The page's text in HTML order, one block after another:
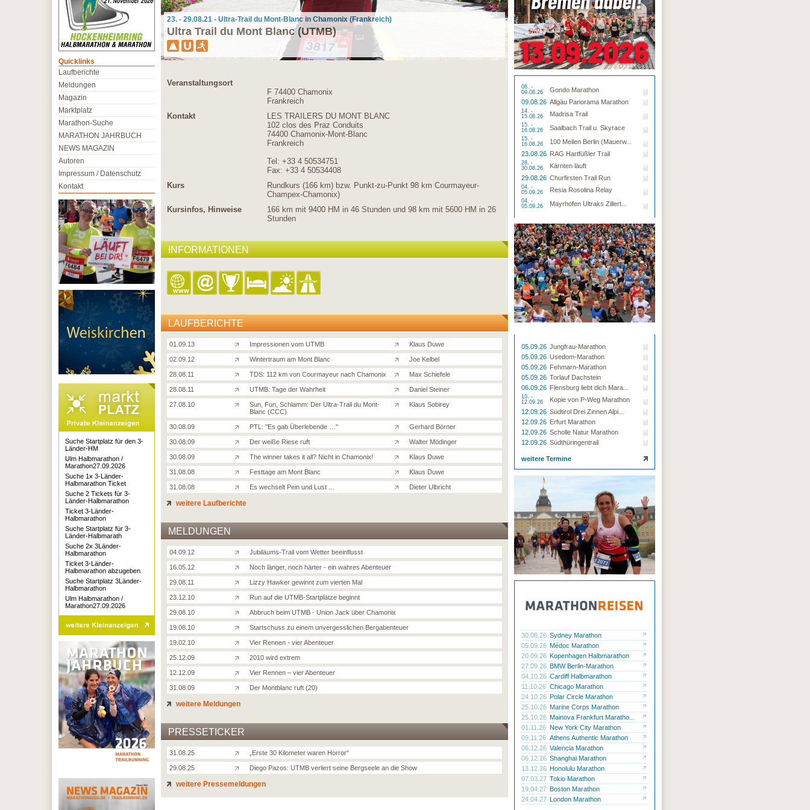
23. - 29.08.21 - Ultra-Trail du Mont-Blanc in Chamonix (Frankreich)
Ultra Trail du Mont Blanc (UTMB)
Veranstaltungsort
F 74400 Chamonix
Frankreich
Kontakt
LES TRAILERS DU MONT BLANC
102 clos des Praz Conduits
74400 Chamonix-Mont-Blanc
Frankreich
Tel: +33 4 50534751
Fax: +33 4 50534408
Kurs
Rundkurs (166 km) bzw. Punkt-zu-Punkt 98 km Courmayeur-
Champex-Chamonix)
Kursinfos, Hinweise
166 km mit 9400 HM in 46 Stunden und 98 km mit 5600 HM in 26
Stunden
INFORMATIONEN
LAUFBERICHTE
01.09.13 Impressionen vom UTMB Klaus Duwe
02.09.12 Wintertraum am Mont Blanc Joe Kelbel
28.08.11 TDS: 112 km von Courmayeur nach Chamonix Max Schiefele
28.08.11 UTMB: Tage der Wahrheit Daniel Steiner
27.08.10
Sun, Fun, Schlamm: Der Ultra-Trail du Mont-
Blanc (CCC)
Klaus Sobirey
30.08.09 PTL: ''Es gab Überlebende …'' Gerhard Börner
30.08.09 Der weiße Riese ruft Walter Mödinger
30.08.09 The winner takes it all? Nicht in Chamonix! Klaus Duwe
31.08.08 Festtage am Mont Blanc Klaus Duwe
31.08.08 Es wechselt Pein und Lust ... Dieter Ulbricht
weitere Laufberichte
MELDUNGEN
04.09.12 Jubiläums-Trail vom Wetter beeinflusst
16.05.12 Noch länger, noch härter - ein wahres Abenteuer
29.08.11 Lizzy Hawker gewinnt zum vierten Mal
23.12.10 Run auf die UTMB-Startplätze beginnt
29.08.10 Abbruch beim UTMB - Union Jack über Chamonix
19.08.10 Startschuss zu einem unvergesslichen Bergabenteuer
19.02.10 Vier Rennen - vier Abenteuer
25.12.09 2010 wird extrem
12.12.09 Vier Rennen – vier Abenteuer
31.08.09 Der Montblanc ruft (20)
weitere Meldungen
PRESSETICKER
31.08.25 „Erste 30 Kilometer waren Horror“
29.08.25 Diego Pazos: UTMB verliert seine Bergseele an die Show
weitere Pressemeldungen
08. -
09.08.26
Gondo Marathon
09.08.26 Allgäu Panorama Marathon
14. -
15.08.26
Madrisa Trail
15. -
16.08.26
Saalbach Trail u. Skyrace
15. -
16.08.26
100 Meilen Berlin (Mauerw...
23.08.26 RAG Hartfüßler Trail
28. -
30.08.26
Kärnten läuft
29.08.26 Churfirsten Trail Run
04. -
05.09.26
Resia Rosolina Relay
04. -
05.09.26
Mayrhofen Ultraks Zillert...
05.09.26 Jungfrau-Marathon
05.09.26 Usedom-Marathon
05.09.26 Fehmarn-Marathon
05.09.26 Torlauf Dachstein
06.09.26 Flensburg liebt dich Mara...
10. -
12.09.26
Kopie von P-Weg Marathon
12.09.26 Südtirol Drei Zinnen Alpi...
12.09.26 Erfurt Marathon
12.09.26 Scholle Natur Marathon
12.09.26 Südthüringentrail
weitere Termine
30.08.26 Sydney Marathon
05.09.26 Médoc Marathon
20.09.26 Kopenhagen Halbmarathon
27.09.26 BMW Berlin-Marathon
04.10.26 Cardiff Halbmarathon
11.10.26 Chicago Marathon
24.10.26 Polar Circle Marathon
25.10.26 Marine Corps Marathon
25.10.26 Mainova Frankfurt Maratho...
01.11.26 New York City Marathon
09.11.26 Athens Authentic Marathon
06.12.26 Valencia Marathon
06.12.26 Shanghai Marathon
13.12.26 Honolulu Marathon
07.03.27 Tokio Marathon
19.04.27 Boston Marathon
24.04.27 London Marathon
Quicklinks
Laufberichte
Meldungen
Magazin
Marktplatz
Marathon-Suche
MARATHON JAHRBUCH
NEWS MAGAZIN
Autoren
Impressum / Datenschutz
Kontakt
Suche Startplatz für den 3-
Länder-HM
Ulm Halbmarathon /
Marathon27.09.2026
Suche 1x 3-Länder-
Halbmarathon Ticket
Suche 2 Tickets für 3-
Länder-Halbmarathon
Ticket 3-Länder-
Halbmarathon
Suche Startplatz für 3-
Länder-Halbmarath
Suche 2x 3Länder-
Halbmarathon
Ticket 3-Länder-
Halbmarathon abzugeben
Suche Startplatz 3Länder-
Halbmarathon
Ulm Halbmarathon /
Marathon27.09.2026